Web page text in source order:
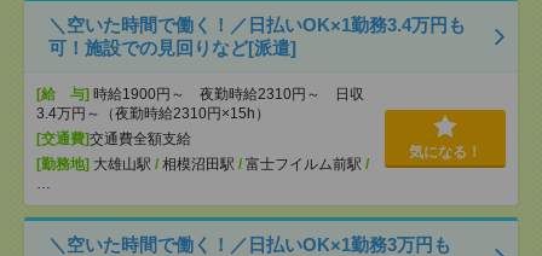
＼空いた時間で働く！／日払いOK×1勤務3.4万円も
可！施設での見回りなど[派遣]
[給 与] 時給1900円～ 夜勤時給2310円～ 日収
3.4万円～（夜勤時給2310円×15h）
[交通費]交通費全額支給
[勤務地] 大雄山駅 / 相模沼田駅 / 富士フイルム前駅 /
…
気になる！
＼空いた時間で働く！／日払いOK×1勤務3万円も